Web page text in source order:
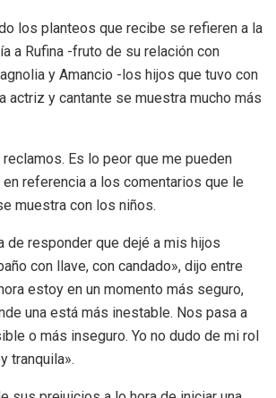
los planteos que recibe se refieren a la
a Rufina -fruto de su relación con
y Amancio -los hijos que tuvo con
actriz y cantante se muestra mucho más
Es lo peor que me pueden
en referencia a los comentarios que le
muestra con los niños.
de responder que dejé a mis hijos
con llave, con candado», dijo entre
estoy en un momento más seguro,
una está más inestable. Nos pasa a
o más inseguro. Yo no dudo de mi rol
tranquila».